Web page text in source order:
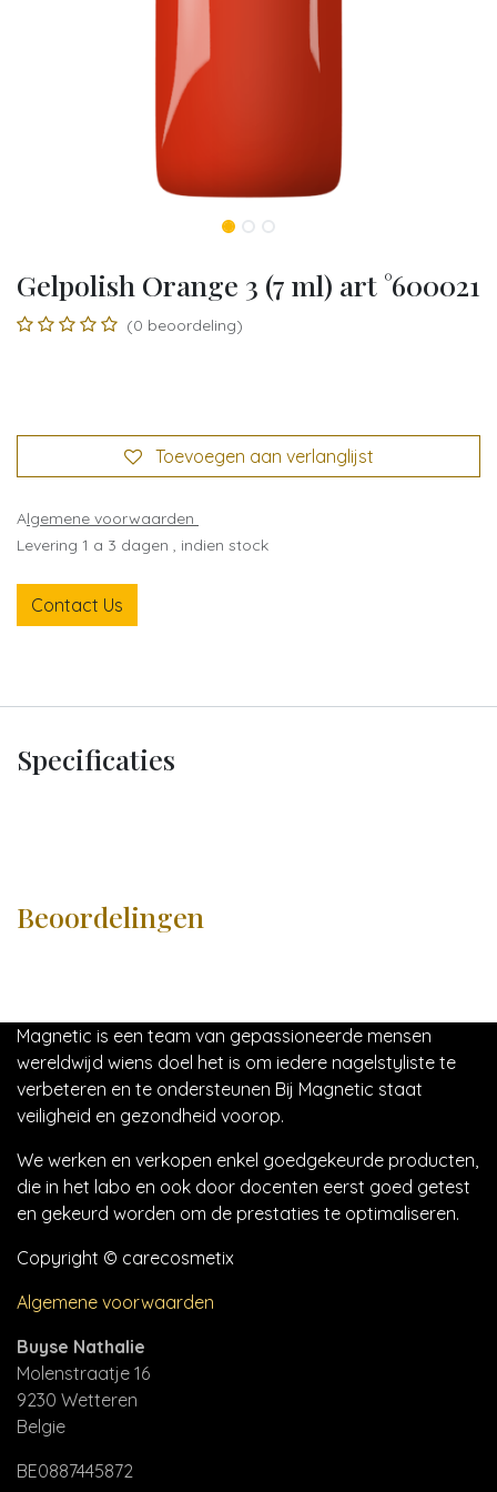
Gelpolish Orange 3 (7 ml) art °600021
(0 beoordeling)
Toevoegen aan verlanglijst
Algemene voorwaarden
Levering 1 a 3 dagen , indien stock
Contact Us
Specificaties
Beoordelingen
Magnetic is een team van gepassioneerde mensen
wereldwijd wiens doel het is om iedere nagelstyliste te
verbeteren en te ondersteunen Bij Magnetic staat
veiligheid en gezondheid voorop.
We werken en verkopen enkel goedgekeurde producten,
die in het labo en ook door docenten eerst goed getest
en gekeurd worden om de prestaties te optimaliseren.
Copyright © carecosmetix
Algemene voorwaarden
Buyse Nathalie
Molenstraatje 16
9230 Wetteren
Belgie
BE0887445872